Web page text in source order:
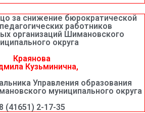
за снижение бюрократической
работников
организаций Шимановского
округа
Краянова
Кузьминична,
Управления образования
муниципального округа
8 (41651) 2-17-35